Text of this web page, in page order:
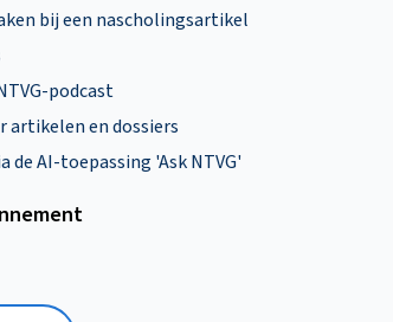
bij een nascholingsartikel
podcast
artikelen en dossiers
de AI-toepassing 'Ask NTVG'